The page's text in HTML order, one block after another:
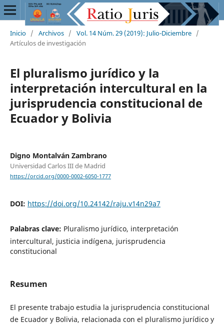
Inicio / Archivos / Vol. 14 Núm. 29 (2019): Julio-Diciembre /
Artículos de investigación
El pluralismo jurídico y la
interpretación intercultural en la
jurisprudencia constitucional de
Ecuador y Bolivia
Digno Montalván Zambrano
Universidad Carlos III de Madrid
https://orcid.org/0000-0002-6050-1777
DOI: https://doi.org/10.24142/raju.v14n29a7
Palabras clave: Pluralismo jurídico, interpretación
intercultural, justicia indígena, jurisprudencia
constitucional
Resumen
El presente trabajo estudia la jurisprudencia constitucional
de Ecuador y Bolivia, relacionada con el pluralismo jurídico y